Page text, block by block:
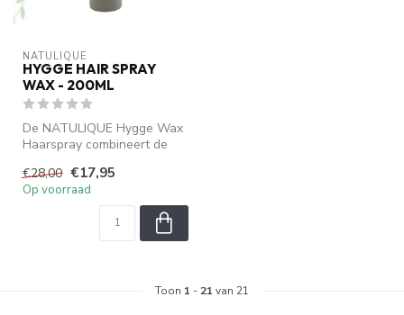
NATULIQUE
HYGGE HAIR SPRAY
WAX - 200ML
De NATULIQUE Hygge Wax
Haarspray combineert de
het gem...
€28,00 €17,95
Op voorraad
Toon 1 - 21 van 21